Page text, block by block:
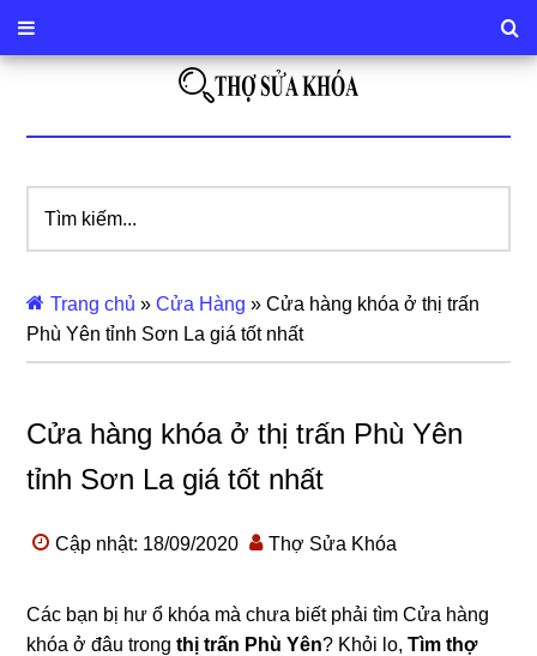
kiếm...
Trang chủ »Cửa Hàng »Cửa hàng khóa ở thị trấn
Phù Yên tỉnh Sơn La giá tốt nhất
Cửa hàng khóa ở thị trấn Phù Yên
tỉnh Sơn La giá tốt nhất
Cập nhật: 18/09/2020 Thợ Sửa Khóa
Các bạn bị hư ổ khóa mà chưa biết phải tìm Cửa hàng
khóa ở đâu trongthị trấn Phù Yên? Khỏi lo,Tìm thợ